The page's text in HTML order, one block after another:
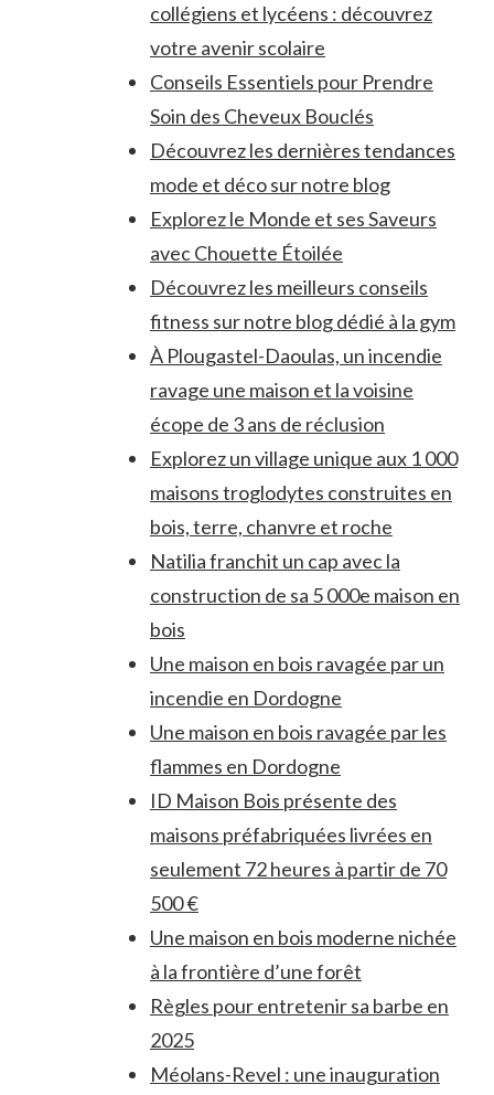
collégiens et lycéens : découvrez
votre avenir scolaire
Conseils Essentiels pour Prendre
Soin des Cheveux Bouclés
Découvrez les dernières tendances
mode et déco sur notre blog
Explorez le Monde et ses Saveurs
avec Chouette Étoilée
Découvrez les meilleurs conseils
fitness sur notre blog dédié à la gym
À Plougastel-Daoulas, un incendie
ravage une maison et la voisine
écope de 3 ans de réclusion
Explorez un village unique aux 1 000
maisons troglodytes construites en
bois, terre, chanvre et roche
Natilia franchit un cap avec la
construction de sa 5 000e maison en
bois
Une maison en bois ravagée par un
incendie en Dordogne
Une maison en bois ravagée par les
flammes en Dordogne
ID Maison Bois présente des
maisons préfabriquées livrées en
seulement 72 heures à partir de 70
500 €
Une maison en bois moderne nichée
à la frontière d’une forêt
Règles pour entretenir sa barbe en
2025
Méolans-Revel : une inauguration